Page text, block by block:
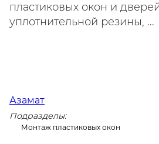
пластиковых окон и
уплотнительной резины, ...
Азамат
Подразделы:
Монтаж пластиковых окон